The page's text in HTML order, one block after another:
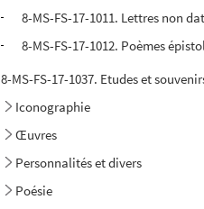
8-MS-FS-17-1011. Lettres non
8-MS-FS-17-1012. Poèmes
8-MS-FS-17-1037. Etudes et
Iconographie
Œuvres
Personnalités et divers
Poésie